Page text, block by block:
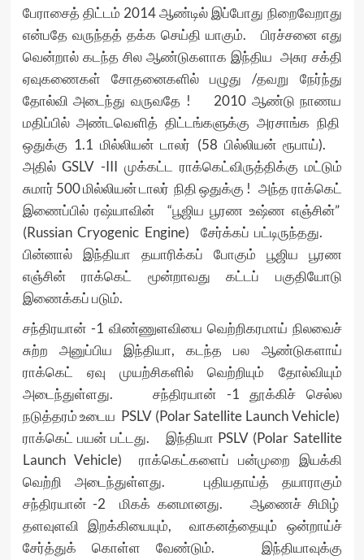
பேராசைத் திட்டம் 2014 ஆண்டில் இப்போது நிறைவேறாது
என்பதே வருந்தத் தக்க செய்தி யாகும். பிரச்சனை எது
வென்றால் கடந்த சில ஆண்டுகளாக இந்திய அசுர சக்தி
ஏவுகணைகள் சோதனைகளில் பழுது /தவறு நேர்ந்து
தோல்வி அடைந்து வருவதே ! 2010 ஆண்டு நாணய
மதிப்பில் அண்டவெளித் திட்டங்களுக்கு அரசாங்க நிதி
ஒதுக்கு 1.1 மில்லியன் டாலர் (58 பில்லியன் ரூபாய்).
அதில் GSLV -III முக்கட்ட ராக்கெட்விருத்திக்கு மட்டும்
சுமார் 500 மில்லியன் டாலர் நிதி ஒதுக்கு ! அந்த ராக்கெட்
இணைப்பில் ரஷ்யாவின் “பூஜிய பூரண உஷ்ண எஞ்சின்”
(Russian Cryogenic Engine) சேர்க்கப் பட்டிருந்தது.
பின்னால் இந்தியா தயாரிக்கப் போகும் பூஜிய பூரண
எஞ்சின் ராக்கெட் மூன்றாவது கட்டப் பகுதியோடு
இணைக்கப் படும்.
சந்திரயான் -1 விண்ணுளவியை வெற்றிகரமாய் நிலவைச்
சுற்ற அனுப்பிய இந்தியா, கடந்த பல ஆண்டுகளாய்
ராக்கெட் ஏவு முயற்சிகளில் வெற்றியும் தோல்வியும்
அடைந்துள்ளது. சந்திரயான் -1 தூக்கிச் செல்ல
நடுத்தரம் உடைய PSLV (Polar Satellite Launch Vehicle)
ராக்கெட் பயன் பட்டது. இந்தியா PSLV (Polar Satellite
Launch Vehicle) ராக்கெட்களைப் பன்முறை இயக்கி
வெற்றி அடைந்துள்ளது. புதியதாய்த் தயாராகும்
சந்திரயான் -2 மிகக் கனமானது. ஆணைச் சிமிழ்
தளவுளவி இறக்கியையும், வாகனத்தையும் ஒன்றாய்ச்
சேர்த்துக் கொள்ள வேண்டும். இந்தியாவுக்கு